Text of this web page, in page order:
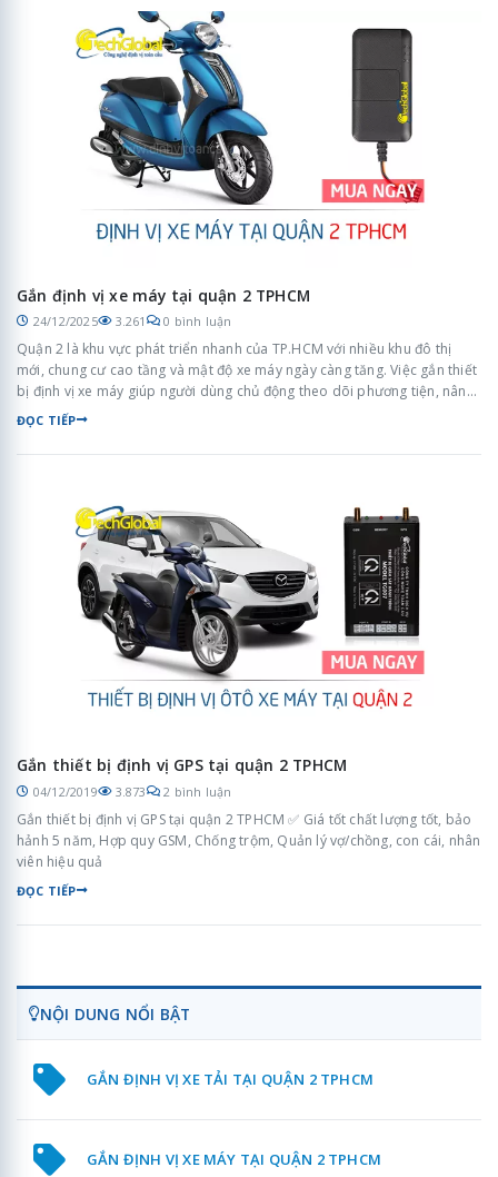
Gắn định vị xe máy tại quận 2 TPHCM
24/12/2025 3.261 0 bình luận
Quận 2 là khu vực phát triển nhanh của TP.HCM với nhiều khu đô thị
mới, chung cư cao tầng và mật độ xe máy ngày càng tăng. Việc gắn thiết
bị định vị xe máy giúp người dùng chủ động theo dõi phương tiện, nâng
cao an toàn và quản lý xe hiệu quả trong sinh hoạt hằng ngày.
ĐỌC TIẾP
Gắn thiết bị định vị GPS tại quận 2 TPHCM
04/12/2019 3.873 2 bình luận
Gắn thiết bị định vị GPS tại quận 2 TPHCM ✅ Giá tốt chất lượng tốt, bảo
hảnh 5 năm, Hợp quy GSM, Chống trộm, Quản lý vợ/chồng, con cái, nhân
viên hiệu quả
ĐỌC TIẾP
NỘI DUNG NỔI BẬT
GẮN ĐỊNH VỊ XE TẢI TẠI QUẬN 2 TPHCM
GẮN ĐỊNH VỊ XE MÁY TẠI QUẬN 2 TPHCM